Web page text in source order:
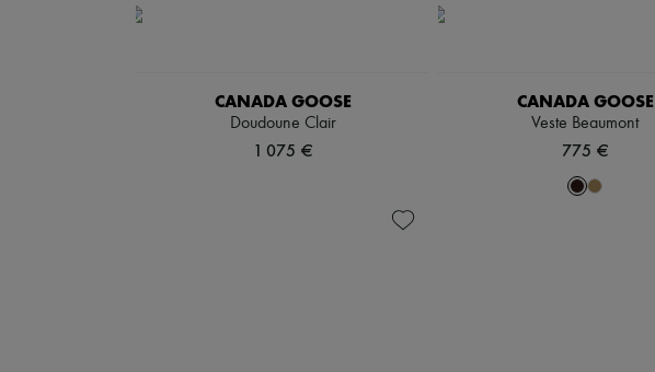
CANADA GOOSE
Doudoune Clair
1 075 €
CANADA GOOSE
Veste Beaumont
775 €